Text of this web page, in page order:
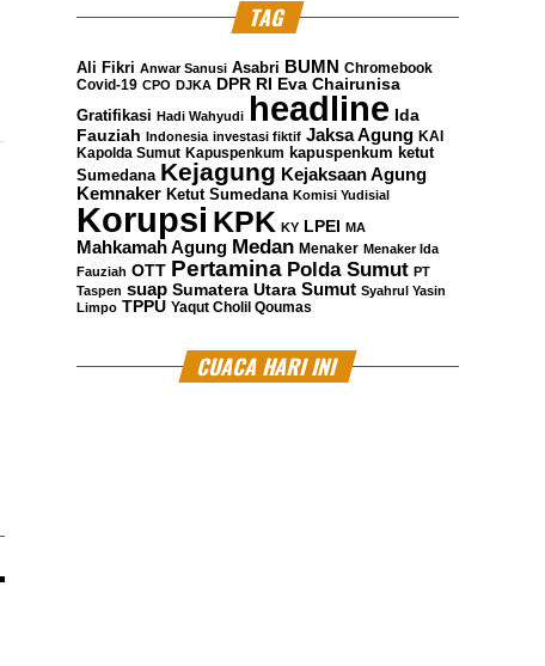
TAG
Ali Fikri Anwar Sanusi Asabri BUMN Chromebook
Covid-19 CPO DJKA DPR RI
Eva Chairunisa
Gratifikasi Hadi Wahyudi headline Ida
Fauziah Indonesia investasi fiktif Jaksa Agung KAI
Kapolda Sumut Kapuspenkum kapuspenkum ketut
Sumedana Kejagung Kejaksaan Agung
Kemnaker Ketut Sumedana Komisi Yudisial
Korupsi KPK KY LPEI MA
Mahkamah Agung Medan Menaker Menaker Ida
Fauziah OTT Pertamina Polda Sumut PT
Taspen suap Sumatera Utara Sumut Syahrul Yasin
Limpo TPPU Yaqut Cholil Qoumas
CUACA HARI INI